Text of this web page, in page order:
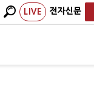
LIVE 전자신문